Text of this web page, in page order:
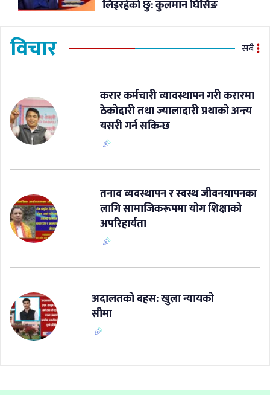
लिइरहेको छु: कुलमान घिसिङ
विचार सबै
करार कर्मचारी व्यावस्थापन गरी करारमा
ठेकोदारी तथा ज्यालादारी प्रथाको अन्त्य
यसरी गर्न सकिन्छ
​तनाव व्यवस्थापन र स्वस्थ जीवनयापनका
लागि सामाजिकरूपमा योग शिक्षाको
अपरिहार्यता
अदालतको बहस: खुला न्यायको
सीमा